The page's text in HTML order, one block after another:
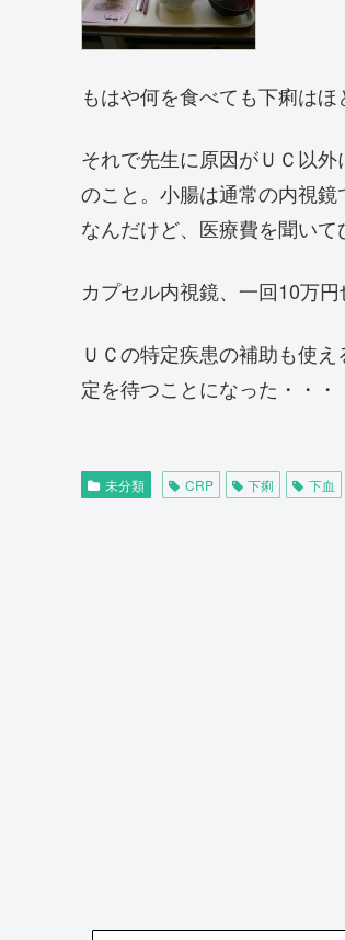
もはや何を食べても下痢は
それで先生に原因がＵＣ以
のこと。小腸は通常の内視
なんだけど、医療費を聞いて
カプセル内視鏡、一回10万
ＵＣの特定疾患の補助も使
定を待つことになった・・・
未分類 CRP 下痢 下血